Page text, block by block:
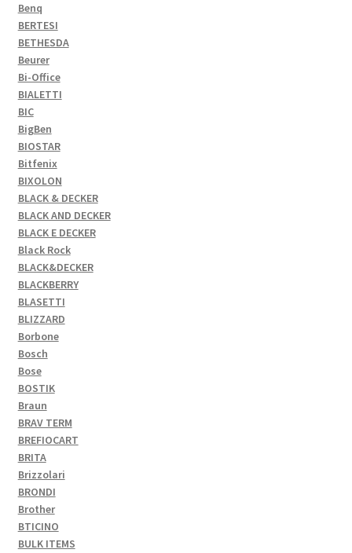
Benq
BERTESI
BETHESDA
Beurer
Bi-Office
BIALETTI
BIC
BigBen
BIOSTAR
Bitfenix
BIXOLON
BLACK & DECKER
BLACK AND DECKER
BLACK E DECKER
Black Rock
BLACK&DECKER
BLACKBERRY
BLASETTI
BLIZZARD
Borbone
Bosch
Bose
BOSTIK
Braun
BRAV TERM
BREFIOCART
BRITA
Brizzolari
BRONDI
Brother
BTICINO
BULK ITEMS